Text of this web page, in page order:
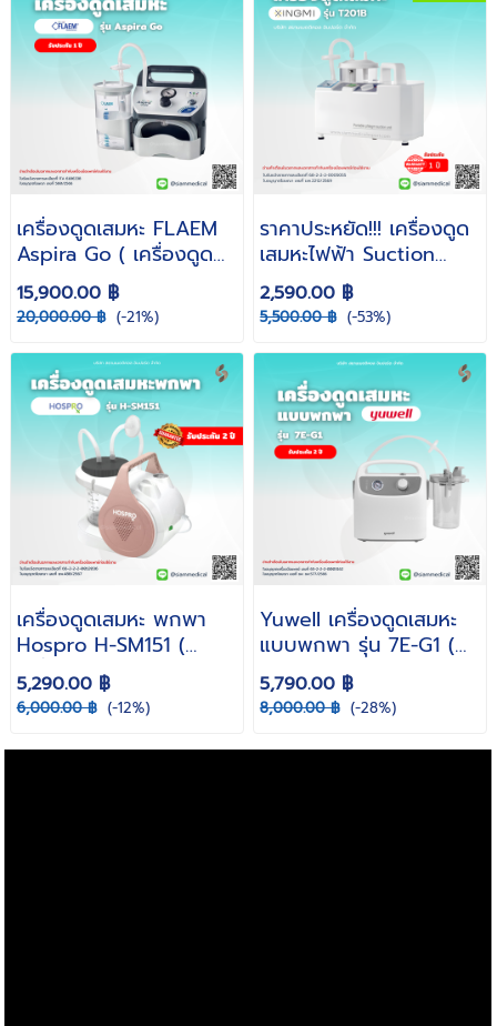
เครื่องดูดเสมหะ FLAEM
Aspira Go ( เครื่องดูด
เสลด พกพา ใช้ในรถได้ )
15,900.00 ฿
20,000.00 ฿ (-21%)
ราคาประหยัด!!! เครื่องดูด
เสมหะไฟฟ้า Suction
XINGMI รุ่น T201B
2,590.00 ฿
5,500.00 ฿ (-53%)
เครื่องดูดเสมหะ พกพา
Hospro H-SM151 (
เครื่องดูดเสลด ดูดเสมหะ
เด็ก ผู้ใหญ่ รับประกัน 2 ปี
)
5,290.00 ฿
6,000.00 ฿ (-12%)
Yuwell เครื่องดูดเสมหะ
แบบพกพา รุ่น 7E-G1 (
Suction มีแบตเตอรี
ชาร์จบนรถยนต์ )
5,790.00 ฿
8,000.00 ฿ (-28%)